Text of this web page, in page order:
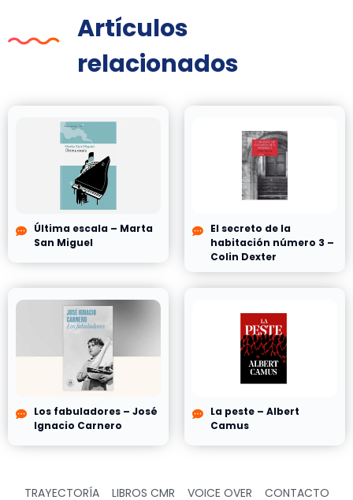
Artículos
relacionados
Última escala – Marta
San Miguel
El secreto de la
habitación número 3 –
Colin Dexter
Los fabuladores – José
Ignacio Carnero
La peste – Albert
Camus
TRAYECTORÍA LIBROS CMR VOICE OVER CONTACTO